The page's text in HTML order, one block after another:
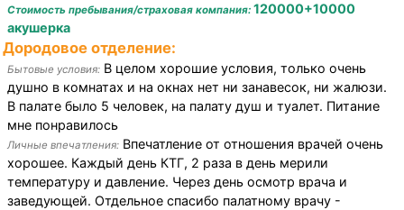
Стоимость пребывания/страховая компания: 120000+10000
акушерка
Дородовое отделение:
Бытовые условия: В целом хорошие условия, только очень
душно в комнатах и на окнах нет ни занавесок, ни жалюзи.
В палате было 5 человек, на палату душ и туалет. Питание
мне понравилось
Личные впечатления: Впечатление от отношения врачей очень
хорошее. Каждый день КТГ, 2 раза в день мерили
температуру и давление. Через день осмотр врача и
заведующей. Отдельное спасибо палатному врачу -